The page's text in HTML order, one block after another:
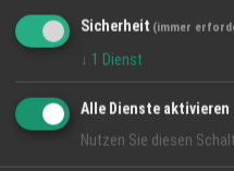
Freitag 9:00 - 18:00 Uhr Samstag 9:00 - 14:00
Sicherheit (immer
↓ 1 Dienst
Alle Dienste
Nutzen Sie diesen